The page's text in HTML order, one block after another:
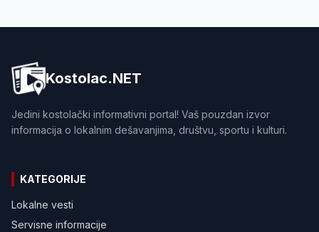
Kostolac.NET
Jedini kostolački informativni portal! Vaš pouzdan izvor
informacija o lokalnim dešavanjima, društvu, sportu i kulturi.
KATEGORIJE
Lokalne vesti
Servisne informacije